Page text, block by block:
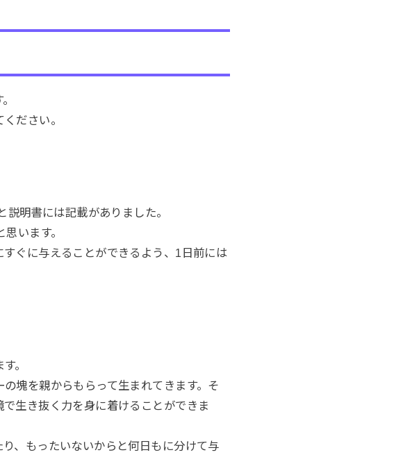
ださい。
説明書には記載がありました。
います。
ぐに与えることができるよう、1日前には
。
塊を親からもらって生まれてきます。そ
生き抜く力を身に着けることができま
、もったいないからと何日もに分けて与